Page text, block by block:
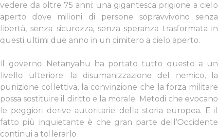
vedere da oltre 75 anni: una gigantesca prigione a cielo
aperto dove milioni di persone sopravvivono senza
libertà, senza sicurezza, senza speranza trasformata in
questi ultimi due anno in un cimitero a cielo aperto.
Il governo Netanyahu ha portato tutto questo a un
livello ulteriore: la disumanizzazione del nemico, la
punizione collettiva, la convinzione che la forza militare
possa sostituire il diritto e la morale. Metodi che evocano
le peggiori derive autoritarie della storia europea. E il
fatto più inquietante è che gran parte dell’Occidente
continui a tollerarlo.